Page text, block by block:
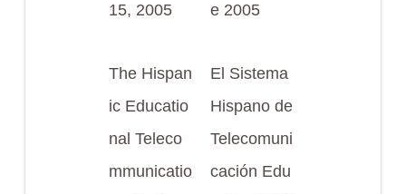
15, 2005
The Hispan
ic Educatio
nal Teleco
mmunicatio
e 2005
El Sistema
Hispano de
Telecomuni
cación Edu